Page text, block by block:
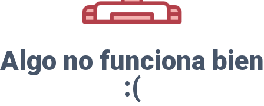
Algo no funciona bien
:(